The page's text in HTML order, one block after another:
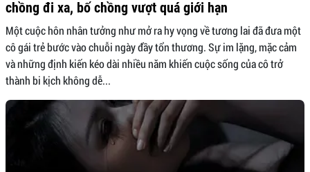
chồng đi xa, bố chồng vượt quá giới hạn
Một cuộc hôn nhân tưởng như mở ra hy vọng về tương lai đã đưa một
cô gái trẻ bước vào chuỗi ngày đầy tổn thương. Sự im lặng, mặc cảm
và những định kiến kéo dài nhiều năm khiến cuộc sống của cô trở
thành bi kịch không dễ...